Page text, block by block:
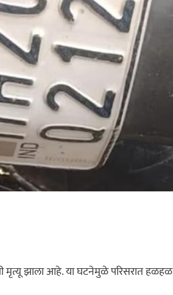
मृत्यू झाला आहे. या घटनेमुळे परिसरात हळहळ